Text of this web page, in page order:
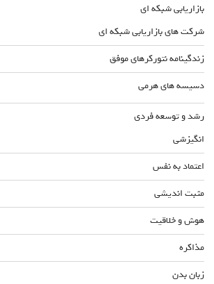
بازاریابی شبکه ای
شرکت های بازاریابی شبکه ای
زندگینامه نتورکرهای موفق
دسیسه های هرمی
رشد و توسعه فردی
انگیزشی
اعتماد به نفس
مثبت اندیشی
هوش و خلاقیت
مذاکره
زبان بدن